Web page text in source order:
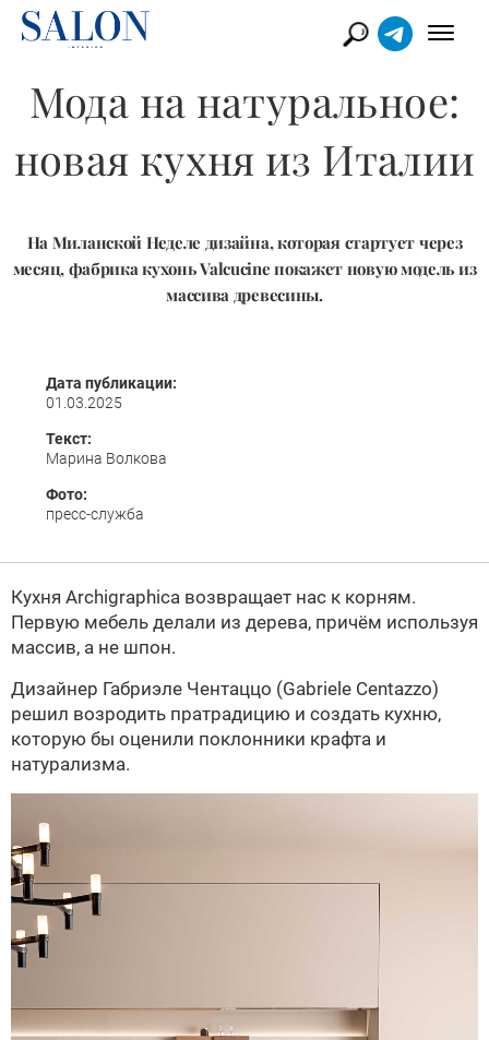
Мода на натуральное:
новая кухня из Италии
На Миланской Неделе дизайна, которая стартует через
месяц, фабрика кухонь Valcucine покажет новую модель из
массива древесины.
Дата публикации:
01.03.2025
Текст:
Марина Волкова
Фото:
пресс-служба
Кухня Archigraphica возвращает нас к корням.
Первую мебель делали из дерева, причём используя
массив, а не шпон.
Дизайнер Габриэле Чентаццо (Gabriele Centazzo)
решил возродить пратрадицию и создать кухню,
которую бы оценили поклонники крафта и
натурализма.